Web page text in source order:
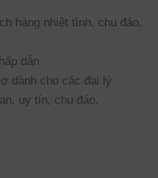
hàng nhiệt tình, chu đáo,
dẫn
dành cho các đại lý
uy tín, chu đáo.